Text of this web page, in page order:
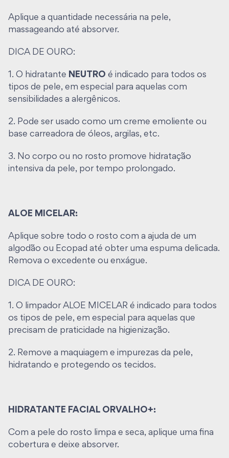
componentes essenciais, como proteínas vitaminas
e minerais, além de reduzir o frizz e fortalecer as
Para os apressados que necessitam de praticidade
na hora de seus cuidados faciais, este é o produto da
vez. Afinal, correr contra o relógio com a pele limpa
e sequinha é um privilégio. Sem precisar de enxágue
quiser, ao longo do dia.
auxilia a atenuar os danos causados pela exposição
especial?
Rico no mais puro gel de Babosa orgânica, esse gel
combina as propriedades regeneradoras e anti-
inflamatórias dessa preciosa planta medicinal com a
Arnica. Uma mistura poderosa para combater as
toxinas que favorecem a produção de radicais livres,
amadeiradas, trabalha com suas particularidades
camada epitelial, evitando descamações,
ressecamentos e inflamações.
Aplique a quantidade necessária na pele,
massageando até absorver.
DICA DE OURO:
1. O hidratante NEUTRO é indicado para todos os
tipos de pele, em especial para aquelas com
sensibilidades a alergênicos.
2. Pode ser usado como um creme emoliente ou
base carreadora de óleos, argilas, etc.
3. No corpo ou no rosto promove hidratação
intensiva da pele, por tempo prolongado.
ALOE MICELAR:
Aplique sobre todo o rosto com a ajuda de um
algodão ou Ecopad até obter uma espuma delicada.
Remova o excedente ou enxágue.
DICA DE OURO:
1. O limpador ALOE MICELAR é indicado para todos
os tipos de pele, em especial para aquelas que
precisam de praticidade na higienização.
2. Remove a maquiagem e impurezas da pele,
hidratando e protegendo os tecidos.
HIDRATANTE FACIAL ORVALHO+:
Com a pele do rosto limpa e seca, aplique uma fina
cobertura e deixe absorver.